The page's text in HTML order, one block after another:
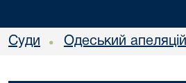
Суди • Одеський